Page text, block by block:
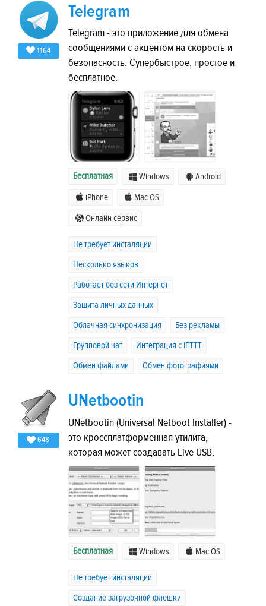
1164
Telegram
Telegram - это приложение для обмена
сообщениями с акцентом на скорость и
безопасность. Супербыстрое, простое и
бесплатное.
Бесплатная Windows Android
iPhone Mac OS
Онлайн сервис
Не требует инсталяции
Несколько языков
Работает без сети Интернет
Защита личных данных
Облачная синхронизация
Без рекламы
Групповой чат
Интеграция с IFTTT
Обмен файлами
Обмен фотографиями
648
UNetbootin
UNetbootin (Universal Netboot Installer) -
это кроссплатформенная утилита,
которая может создавать Live USB.
Бесплатная Windows Mac OS
Не требует инсталяции
Создание загрузочной флешки